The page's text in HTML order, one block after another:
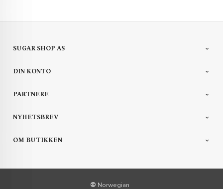
SUGAR SHOP AS
DIN KONTO
PARTNERE
NYHETSBREV
OM BUTIKKEN
Norwegian